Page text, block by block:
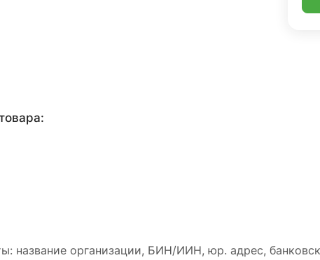
название организации, БИН/ИИН, юр. адрес,